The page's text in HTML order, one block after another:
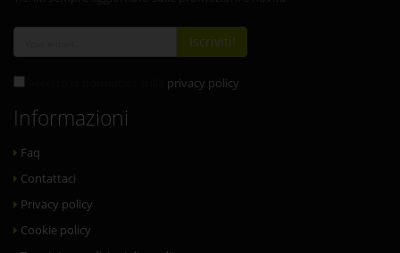
Iscriviti!
privacy policy
Informazioni
Faq
Contattaci
Privacy policy
Cookie policy